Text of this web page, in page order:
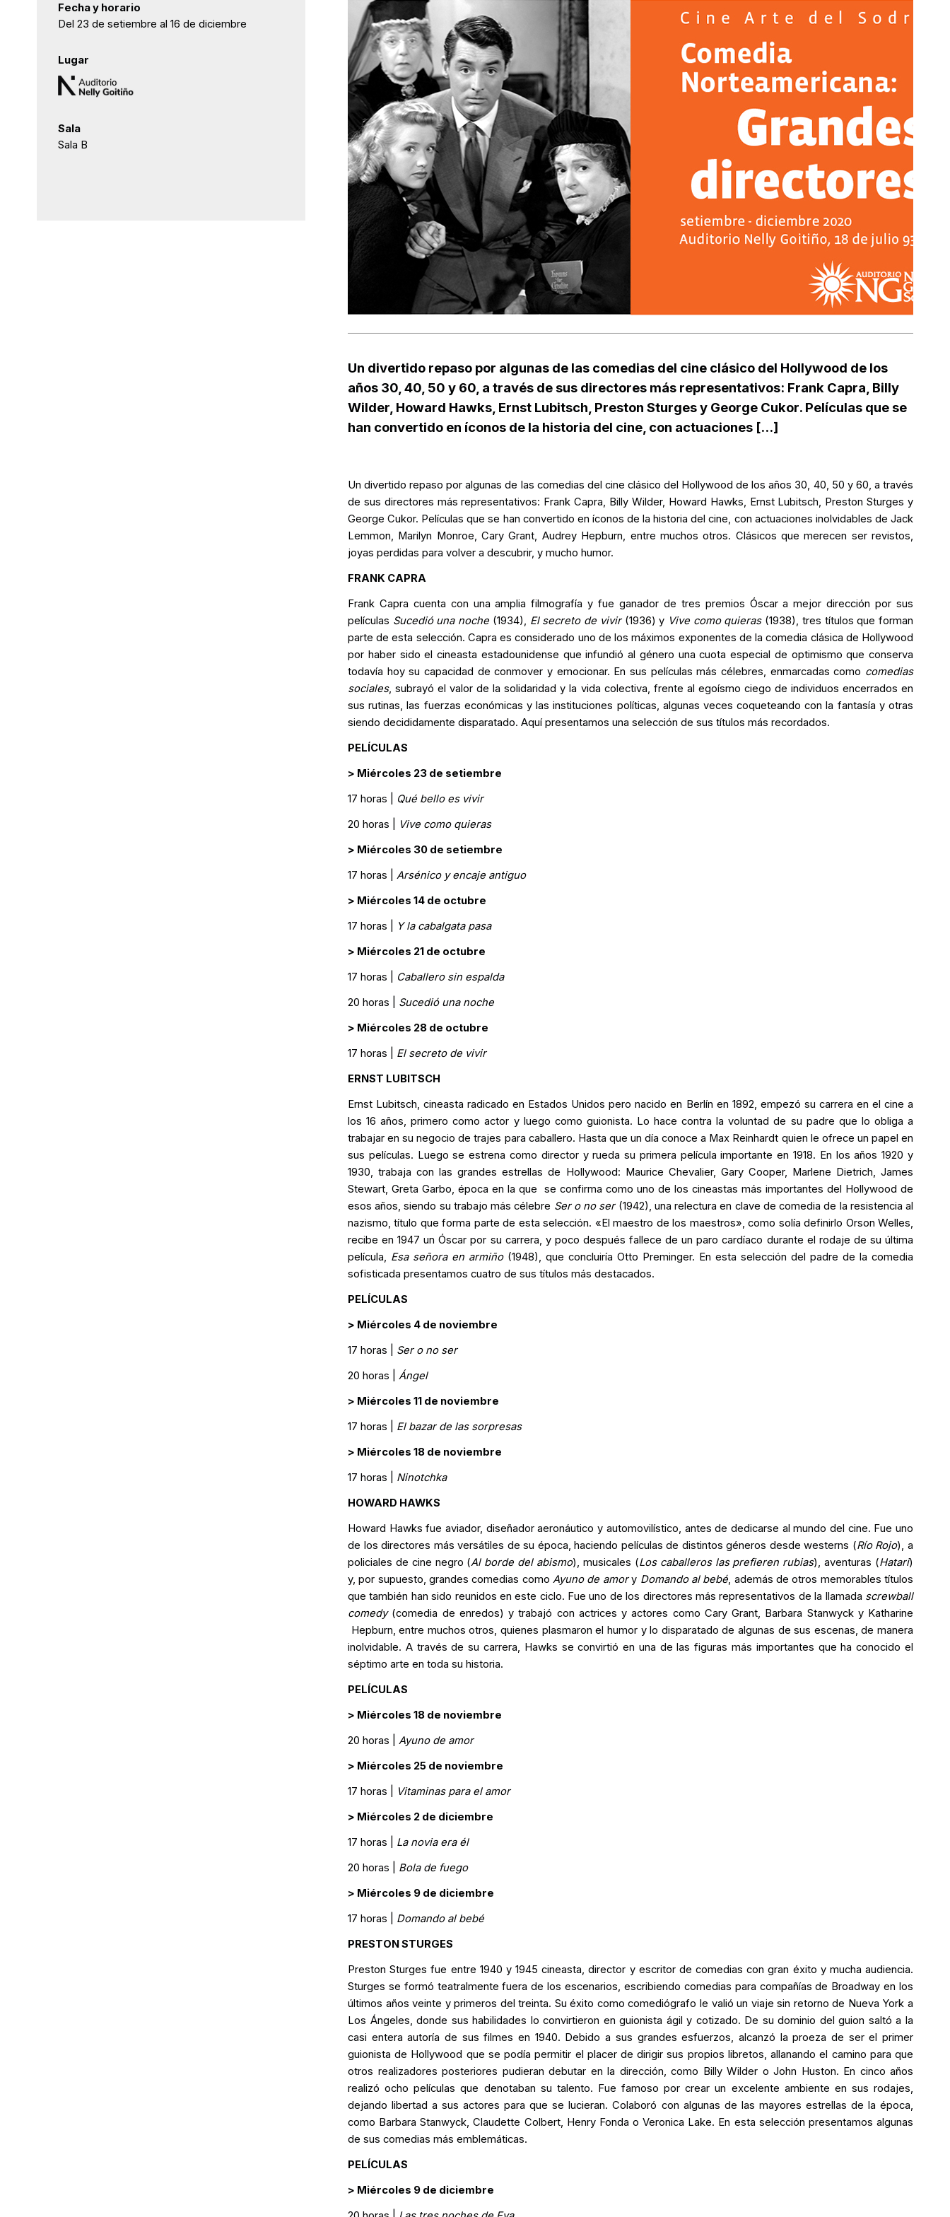
Un divertido repaso por algunas de las comedias del cine clásico del Hollywood de los
años 30, 40, 50 y 60, a través de sus directores más representativos: Frank Capra, Billy
Wilder, Howard Hawks, Ernst Lubitsch, Preston Sturges y George Cukor. Películas que se
han convertido en íconos de la historia del cine, con actuaciones [...]
Un divertido repaso por algunas de las comedias del cine clásico del Hollywood de los años 30, 40, 50 y 60, a través
de sus directores más representativos: Frank Capra, Billy Wilder, Howard Hawks, Ernst Lubitsch, Preston Sturges y
George Cukor. Películas que se han convertido en íconos de la historia del cine, con actuaciones inolvidables de Jack
Lemmon, Marilyn Monroe, Cary Grant, Audrey Hepburn, entre muchos otros. Clásicos que merecen ser revistos,
joyas perdidas para volver a descubrir, y mucho humor.
FRANK CAPRA
Frank Capra cuenta con una amplia filmografía y fue ganador de tres premios Óscar a mejor dirección por sus
películas Sucedió una noche (1934), El secreto de vivir (1936) y Vive como quieras (1938), tres títulos que forman
parte de esta selección. Capra es considerado uno de los máximos exponentes de la comedia clásica de Hollywood
por haber sido el cineasta estadounidense que infundió al género una cuota especial de optimismo que conserva
todavía hoy su capacidad de conmover y emocionar. En sus películas más célebres, enmarcadas como comedias
sociales, subrayó el valor de la solidaridad y la vida colectiva, frente al egoísmo ciego de individuos encerrados en
sus rutinas, las fuerzas económicas y las instituciones políticas, algunas veces coqueteando con la fantasía y otras
siendo decididamente disparatado. Aquí presentamos una selección de sus títulos más recordados.
PELÍCULAS
> Miércoles 23 de setiembre
17 horas |
Qué bello es vivir
20 horas |
Vive como quieras
> Miércoles 30 de setiembre
17 horas | Arsénico y encaje antiguo
> Miércoles 14 de octubre
17 horas |
Y la cabalgata pasa
> Miércoles 21 de octubre
17 horas |
Caballero sin espalda
20 horas | Sucedió una noche
> Miércoles 28 de octubre
17 horas | El secreto de vivir
ERNST LUBITSCH
Ernst Lubitsch, cineasta radicado en Estados Unidos pero nacido en Berlín en 1892, empezó su carrera en el cine a
los 16 años, primero como actor y luego como guionista. Lo hace contra la voluntad de su padre que lo obliga a
trabajar en su negocio de trajes para caballero. Hasta que un día conoce a Max Reinhardt quien le ofrece un papel en
sus películas. Luego se estrena como director y rueda su primera película importante en 1918. En los años 1920 y
1930, trabaja con las grandes estrellas de Hollywood: Maurice Chevalier, Gary Cooper, Marlene Dietrich, James
Stewart, Greta Garbo, época en la que se confirma como uno de los cineastas más importantes del Hollywood de
esos años, siendo su trabajo más célebre Ser o no ser (1942), una relectura en clave de comedia de la resistencia al
nazismo, título que forma parte de esta selección. «El maestro de los maestros», como solía definirlo Orson Welles,
recibe en 1947 un Óscar por su carrera, y poco después fallece de un paro cardíaco durante el rodaje de su última
película, Esa señora en armiño (1948), que concluiría Otto Preminger. En esta selección del padre de la comedia
sofisticada presentamos cuatro de sus títulos más destacados.
PELÍCULAS
> Miércoles 4 de noviembre
17 horas | Ser o no ser
20 horas | Ángel
> Miércoles 11 de noviembre
17 horas | El bazar de las sorpresas
> Miércoles 18 de noviembre
17 horas | Ninotchka
HOWARD HAWKS
Howard Hawks fue aviador, diseñador aeronáutico y automovilístico, antes de dedicarse al mundo del cine. Fue uno
de los directores más versátiles de su época, haciendo películas de distintos géneros desde westerns (Río Rojo), a
policiales de cine negro (Al borde del abismo), musicales (Los caballeros las prefieren rubias), aventuras (Hatari)
y, por supuesto, grandes comedias comoAyuno de amory Domando al bebé, además de otros memorables títulos
que también han sido reunidos en este ciclo. Fue uno de los directores más representativos de la llamada screwball
comedy (comedia de enredos) y trabajó con actrices y actores como Cary Grant, Barbara Stanwyck y Katharine
Hepburn, entre muchos otros, quienes plasmaron el humor y lo disparatado de algunas de sus escenas, de manera
inolvidable. A través de su carrera, Hawks se convirtió en una de las figuras más importantes que ha conocido el
séptimo arte en toda su historia.
PELÍCULAS
> Miércoles 18 de noviembre
20 horas | Ayuno de amor
> Miércoles 25 de noviembre
17 horas |
Vitaminas para el amor
> Miércoles 2 de diciembre
17 horas | La novia era él
20 horas | Bola de fuego
> Miércoles 9 de diciembre
17 horas | Domando al bebé
PRESTON STURGES
Preston Sturges fue entre 1940 y 1945 cineasta, director y escritor de comedias con gran éxito y mucha audiencia.
Sturges se formó teatralmente fuera de los escenarios, escribiendo comedias para compañías de Broadway en los
últimos años veinte y primeros del treinta. Su éxito como comediógrafo le valió un viaje sin retorno de Nueva York a
Los Ángeles, donde sus habilidades lo convirtieron en guionista ágil y cotizado. De su dominio del guion saltó a la
casi entera autoría de sus filmes en 1940. Debido a sus grandes esfuerzos, alcanzó la proeza de ser el primer
guionista de Hollywood que se podía permitir el placer de dirigir sus propios libretos, allanando el camino para que
otros realizadores posteriores pudieran debutar en la dirección, como Billy Wilder o John Huston. En cinco años
realizó ocho películas que denotaban su talento. Fue famoso por crear un excelente ambiente en sus rodajes,
dejando libertad a sus actores para que se lucieran. Colaboró con algunas de las mayores estrellas de la época,
como Barbara Stanwyck, Claudette Colbert, Henry Fonda o Veronica Lake. En esta selección presentamos algunas
de sus comedias más emblemáticas.
PELÍCULAS
> Miércoles 9 de diciembre
Fecha y horario
Del 23 de setiembre al 16 de diciembre
Lugar
Sala
Sala B